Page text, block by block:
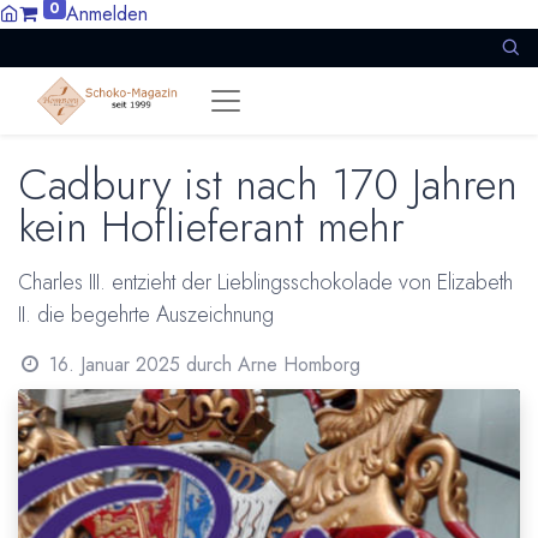
0 Anmelden
Cadbury ist nach 170 Jahren
kein Hoflieferant mehr
Charles III. entzieht der Lieblingsschokolade von Elizabeth
II. die begehrte Auszeichnung
16. Januar 2025 durch Arne Homborg